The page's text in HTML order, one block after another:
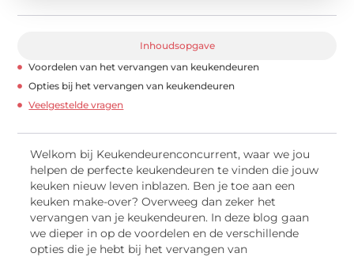
Inhoudsopgave
Voordelen van het vervangen van keukendeuren
Opties bij het vervangen van keukendeuren
Veelgestelde vragen
Welkom bij Keukendeurenconcurrent, waar we jou
helpen de perfecte keukendeuren te vinden die jouw
keuken nieuw leven inblazen. Ben je toe aan een
keuken make-over? Overweeg dan zeker het
vervangen van je keukendeuren. In deze blog gaan
we dieper in op de voordelen en de verschillende
opties die je hebt bij het vervangen van